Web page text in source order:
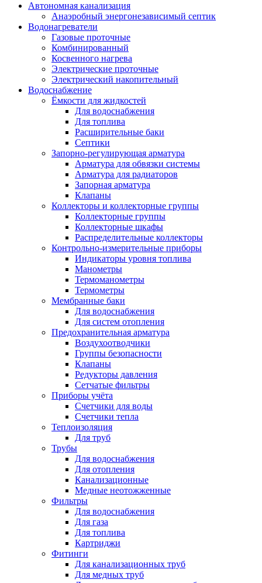
Автономная канализация
Анаэробный энергонезависимый септик
Водонагреватели
Газовые проточные
Комбинированный
Косвенного нагрева
Электрические проточные
Электрический накопительный
Водоснабжение
Ёмкости для жидкостей
Для водоснабжения
Для топлива
Расширительные баки
Септики
Запорно-регулирующая арматура
Арматура для обвязки системы
Арматура для радиаторов
Запорная арматура
Клапаны
Коллекторы и коллекторные группы
Коллекторные группы
Коллекторные шкафы
Распределительные коллекторы
Контрольно-измерительные приборы
Индикаторы уровня топлива
Манометры
Термоманометры
Термометры
Мембранные баки
Для водоснабжения
Для систем отопления
Предохранительная арматура
Воздухоотводчики
Группы безопасности
Клапаны
Редукторы давления
Сетчатые фильтры
Приборы учёта
Счетчики для воды
Счетчики тепла
Теплоизоляция
Для труб
Трубы
Для водоснабжения
Для отопления
Канализационные
Медные неотожженные
Фильтры
Для водоснабжения
Для газа
Для топлива
Картриджи
Фитинги
Для канализационных труб
Для медных труб